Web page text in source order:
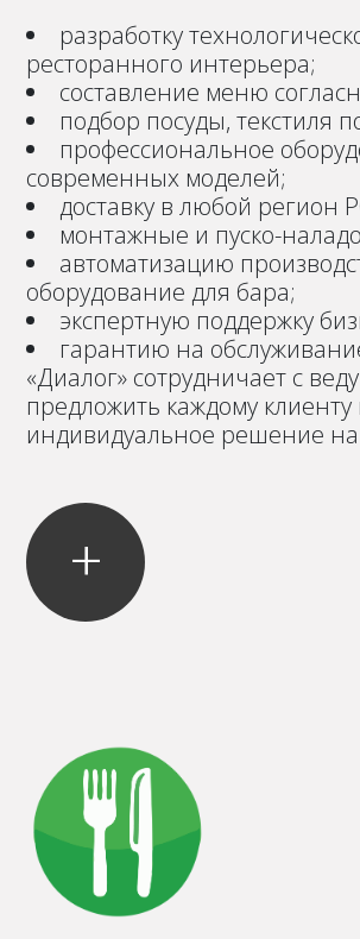
разработку
ресторанного интерьера;
составление меню
подбор посуды, текстиля
профессиональное
современных моделей;
доставку в любой регион
монтажные и пуско-
автоматизацию
оборудование для бара;
экспертную поддержку
гарантию на
«Диалог» сотрудничает с
предложить каждому
индивидуальное решение на
+